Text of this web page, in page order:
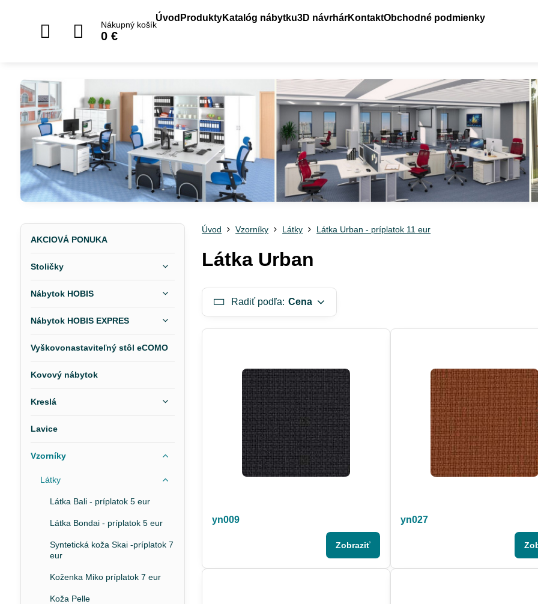
Nákupný košík
0 €
Úvod ProduktyKatalóg nábytku3D návrhárKontaktObchodné podmienky
Úvod Vzorníky Látky Látka Urban - príplatok 11 eur
Látka Urban
Radiť podľa: Cena
yn009
Zobraziť
yn027
AKCIOVÁ PONUKA
Stoličky
Nábytok HOBIS
Nábytok HOBIS EXPRES
Vyškovonastaviteľný stôl eCOMO
Kovový nábytok
Kreslá
Lavice
Vzorníky
Látky
Látka Bali - príplatok 5 eur
Látka Bondai - príplatok 5 eur
Syntetická koža Skai -príplatok 7
eur
Koženka Miko príplatok 7 eur
Koža Pelle